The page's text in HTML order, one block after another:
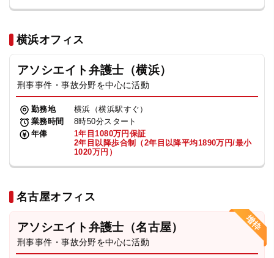
横浜オフィス
アソシエイト弁護士（横浜）
刑事事件・事故分野を中心に活動
勤務地
横浜（横浜駅すぐ）
業務時間
8時50分スタート
年俸
1年目1080万円保証
2年目以降歩合制（2年目以降平均1890万円/最小
1020万円）
名古屋オフィス
アソシエイト弁護士（名古屋）
刑事事件・事故分野を中心に活動